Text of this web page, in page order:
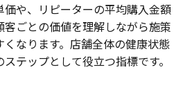
価や、リピーターの平均購入金額
ごとの価値を理解しながら施策
なります。店舗全体の健康状態
テップとして役立つ指標です。